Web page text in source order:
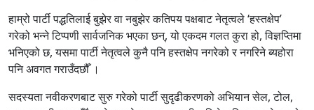
हाम्रो पार्टी पद्धतिलाई बुझेर वा नबुझेर कतिपय पक्षबाट नेतृत्वले ‘हस्तक्षेप’
गरेको भन्ने टिप्पणी सार्वजनिक भएका छन्, यो एकदम गलत कुरा हो, विज्ञप्तिमा
भनिएको छ, यसमा पार्टी नेतृत्वले कुनै पनि हस्तक्षेप नगरेको र नगरिने ब्यहोरा
पनि अवगत गराउँदछौँ ।
सदस्यता नवीकरणबाट सुरु गरेको पार्टी सुदृढीकरणको अभियान सेल, टोल,